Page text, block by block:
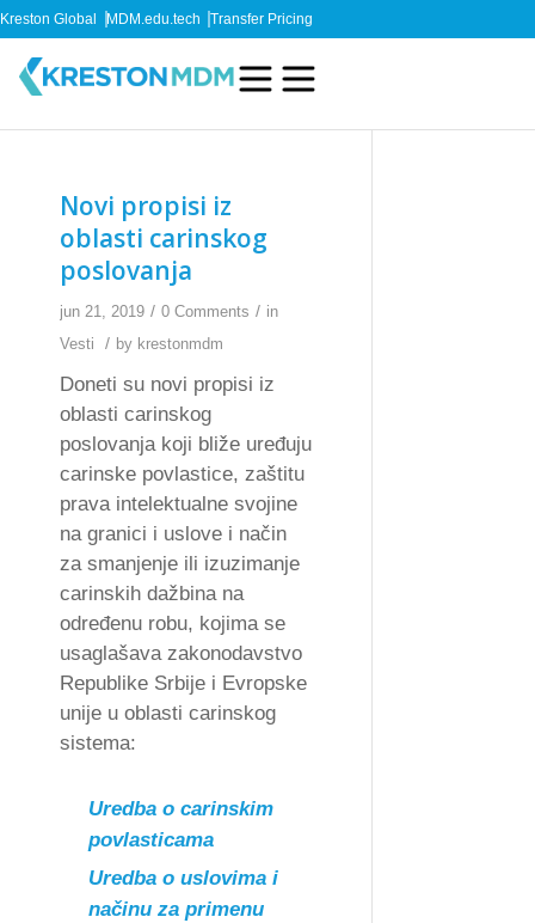
Kreston Global MDM.edu.tech Transfer Pricing
Novi propisi iz
oblasti carinskog
poslovanja
jun 21, 2019 / 0 Comments / in
Vesti
/ by krestonmdm
Doneti su novi propisi iz
oblasti carinskog
poslovanja koji bliže uređuju
carinske povlastice, zaštitu
prava intelektualne svojine
na granici i uslove i način
za smanjenje ili izuzimanje
carinskih dažbina na
određenu robu, kojima se
usaglašava zakonodavstvo
Republike Srbije i Evropske
unije u oblasti carinskog
sistema:
Uredba o carinskim
povlasticama
Uredba o uslovima i
načinu za primenu